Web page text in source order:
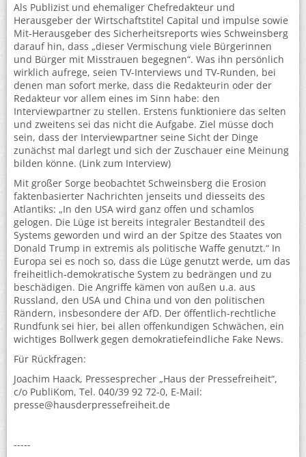
Als Publizist und ehemaliger Chefredakteur und
Herausgeber der Wirtschaftstitel Capital und impulse sowie
Mit-Herausgeber des Sicherheitsreports wies Schweinsberg
darauf hin, dass „dieser Vermischung viele Bürgerinnen
und Bürger mit Misstrauen begegnen“. Was ihn persönlich
wirklich aufrege, seien TV-Interviews und TV-Runden, bei
denen man sofort merke, dass die Redakteurin oder der
Redakteur vor allem eines im Sinn habe: den
Interviewpartner zu stellen. Erstens funktioniere das selten
und zweitens sei das nicht die Aufgabe. Ziel müsse doch
sein, dass der Interviewpartner seine Sicht der Dinge
zunächst mal darlegt und sich der Zuschauer eine Meinung
bilden könne. (Link zum Interview)
Mit großer Sorge beobachtet Schweinsberg die Erosion
faktenbasierter Nachrichten jenseits und diesseits des
Atlantiks: „In den USA wird ganz offen und schamlos
gelogen. Die Lüge ist bereits integraler Bestandteil des
Systems geworden und wird an der Spitze des Staates von
Donald Trump in extremis als politische Waffe genutzt.“ In
Europa sei es noch so, dass die Lüge genutzt werde, um das
freiheitlich-demokratische System zu bedrängen und zu
beschädigen. Die Angriffe kämen von außen u.a. aus
Russland, den USA und China und von den politischen
Rändern, insbesondere der AfD. Der öffentlich-rechtliche
Rundfunk sei hier, bei allen offenkundigen Schwächen, ein
wichtiges Bollwerk gegen demokratiefeindliche Fake News.
Für Rückfragen:
Joachim Haack, Pressesprecher „Haus der Pressefreiheit“,
c/o PubliKom, Tel. 040/39 92 72-0, E-Mail:
presse@hausderpressefreiheit.de
-----